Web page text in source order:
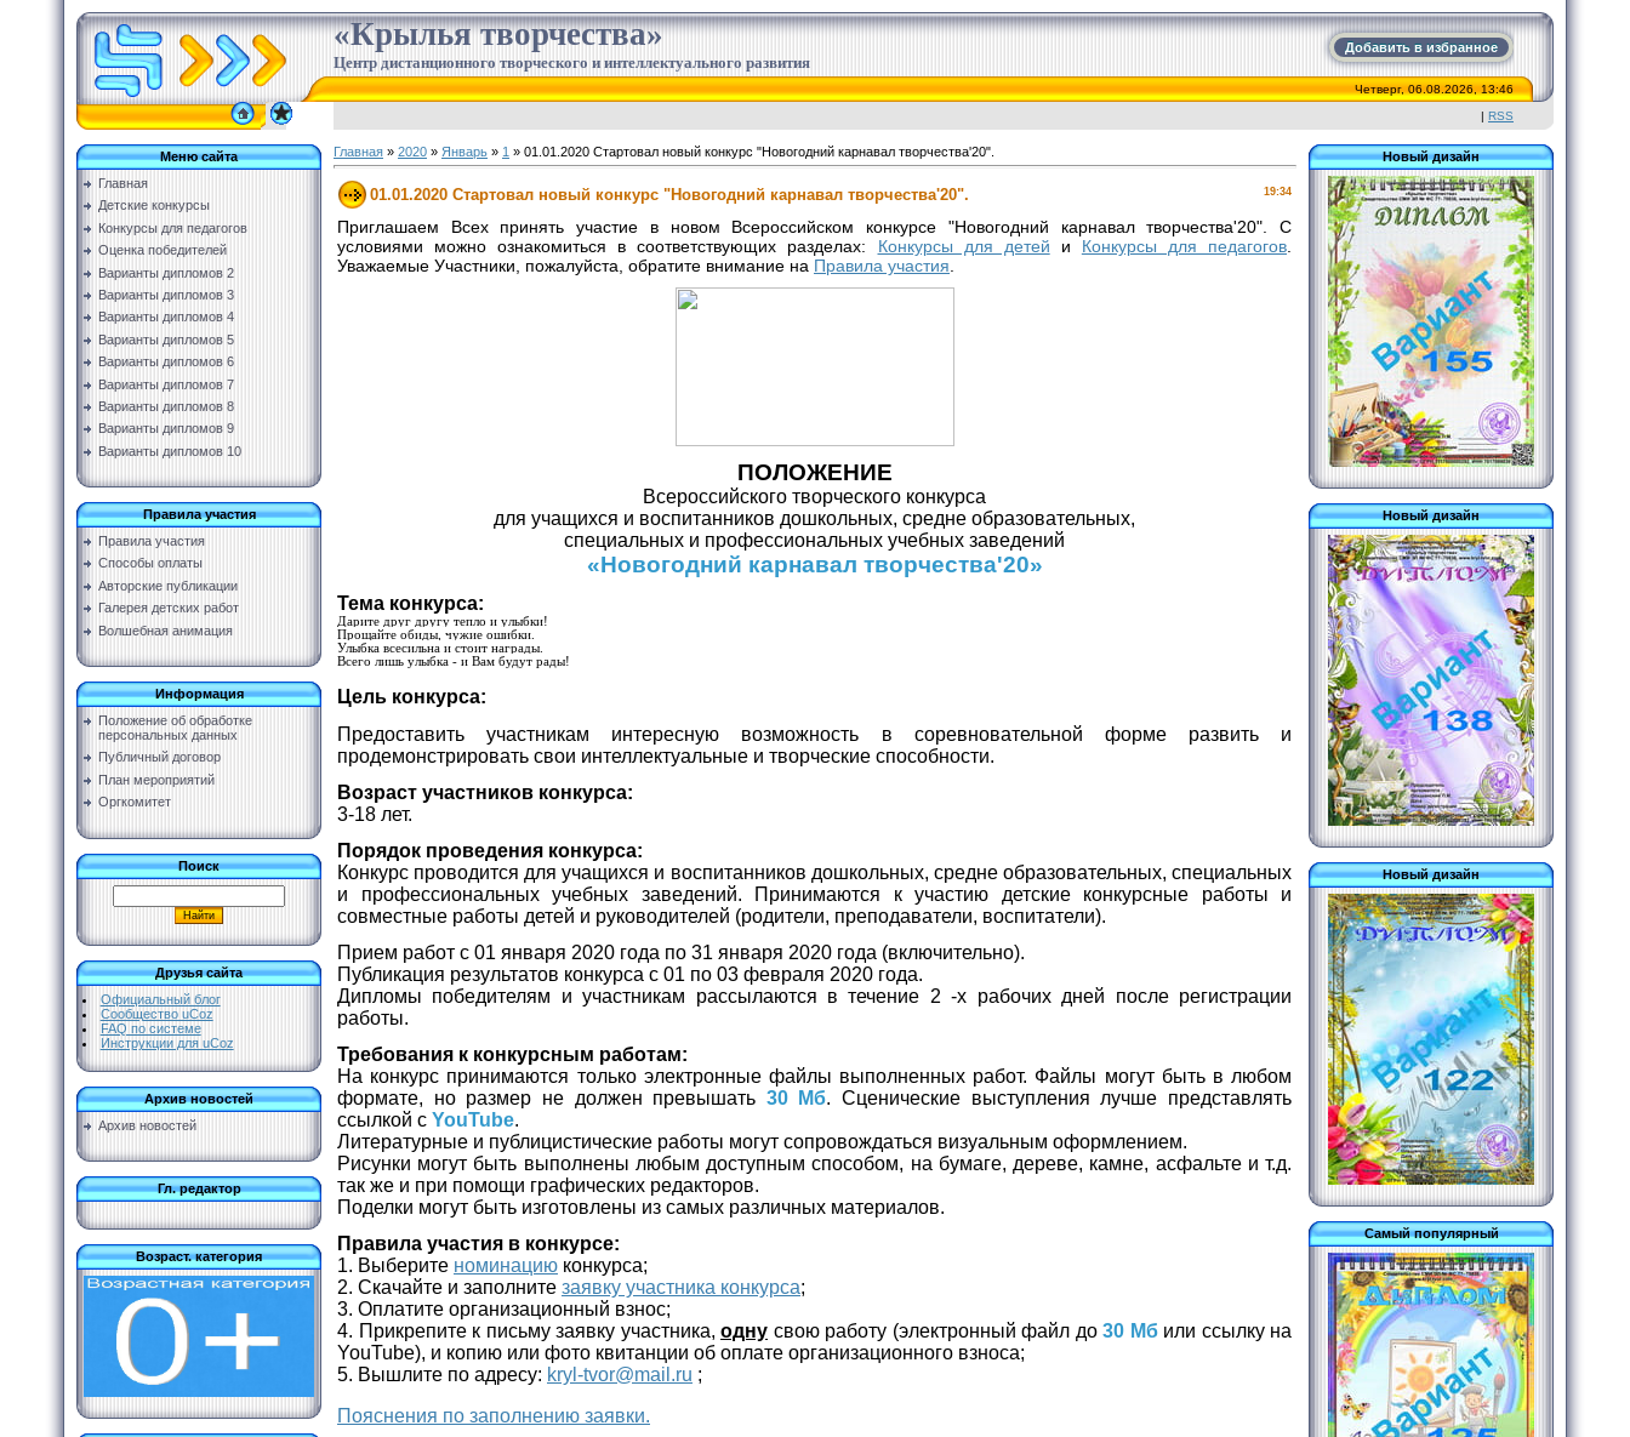
Добавить в избранное
«Крылья творчества»
Центр дистанционного творческого и интеллектуального развития
Четверг, 06.08.2026, 13:46
| RSS
Меню сайта
Главная
Детские конкурсы
Конкурсы для педагогов
Оценка победителей
Варианты дипломов 2
Варианты дипломов 3
Варианты дипломов 4
Варианты дипломов 5
Варианты дипломов 6
Варианты дипломов 7
Варианты дипломов 8
Варианты дипломов 9
Варианты дипломов 10
Правила участия
Правила участия
Способы оплаты
Авторские публикации
Галерея детских работ
Волшебная анимация
Информация
Положение об обработке
персональных данных
Публичный договор
План мероприятий
Оргкомитет
Поиск
Друзья сайта
Официальный блог
Сообщество uCoz
FAQ по системе
Инструкции для uCoz
Архив новостей
Архив новостей
Гл. редактор
Возраст. категория
Главная » 2020 » Январь » 1 » 01.01.2020 Стартовал новый конкурс "Новогодний карнавал творчества'20".
19:34
01.01.2020 Стартовал новый конкурс "Новогодний карнавал творчества'20".
Приглашаем Всех принять участие в новом Всероссийском конкурсе "Новогодний карнавал творчества'20". С
условиями можно ознакомиться в соответствующих разделах: Конкурсы для детей и Конкурсы для педагогов
Уважаемые Участники, пожалуйста, обратите внимание на Правила участия
ПОЛОЖЕНИЕ
Всероссийского творческого конкурса
для учащихся и воспитанников дошкольных, средне образовательных,
специальных и профессиональных учебных заведений
«Новогодний карнавал творчества'20»
Тема конкурса:
Дарите друг другу тепло и улыбки!
Прощайте обиды, чужие ошибки.
Улыбка всесильна и стоит награды.
Всего лишь улыбка - и Вам будут рады!
Цель конкурса:
Предоставить участникам интересную возможность в соревновательной форме развить и
продемонстрировать свои интеллектуальные и творческие способности.
Возраст участников конкурса:
3-18 лет.
Порядок проведения конкурса:
Конкурс проводится для учащихся и воспитанников дошкольных, средне образовательных, специальных
и профессиональных учебных заведений. Принимаются к участию детские конкурсные работы и
совместные работы детей и руководителей (родители, преподаватели, воспитатели).
Прием работ с 01 января 2020 года по 31 января 2020 года (включительно).
Публикация результатов конкурса с 01 по 03 февраля 2020 года.
Дипломы победителям и участникам рассылаются в течение 2 -х рабочих дней после регистрации
работы.
Требования к конкурсным работам:
На конкурс принимаются только электронные файлы выполненных работ. Файлы могут быть в любом
формате, но размер не должен превышать 30 Мб. Сценические выступления лучше представлять
ссылкой с YouTube.
Литературные и публицистические работы могут сопровождаться визуальным оформлением.
Рисунки могут быть выполнены любым доступным способом, на бумаге, дереве, камне, асфальте и т.д.
так же и при помощи графических редакторов.
Поделки могут быть изготовлены из самых различных материалов.
Правила участия в конкурсе:
1. Выберите номинацию конкурса;
2. Скачайте и заполните заявку участника конкурса;
3. Оплатите организационный взнос;
4. Прикрепите к письму заявку участника, одну свою работу (электронный файл до 30 Мбили ссылку на
YouTube), и копию или фото квитанции об оплате организационного взноса;
5. Вышлите по адресу: kryl-tvor@mail.ru ;
Пояснения по заполнению заявки.
Новый дизайн
Новый дизайн
Новый дизайн
Самый популярный